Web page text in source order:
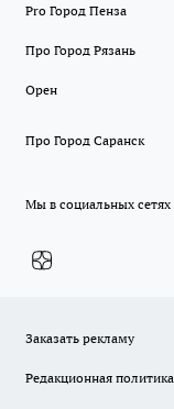
Pro Город Пенза
Про Город Рязань
Орен
Про Город Саранск
Мы в социальных сетях
Заказать рекламу
Редакционная политика